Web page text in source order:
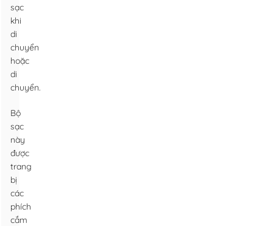
sạc
khi
di
chuyển
hoặc
di
chuyển.
Bộ
sạc
này
được
trang
bị
các
phích
cắm